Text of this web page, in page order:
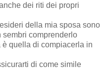
dei riti dei propri
della mia sposa sono
sembri comprenderlo
quella di compiacerla in
di come simile